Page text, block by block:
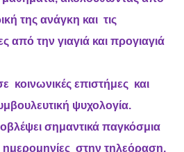
της ανάγκη και τις
από την γιαγιά και προγιαγιά
επιστήμες και
ψυχολογία.
σημαντικά παγκόσμια
ημερομηνίες στην τηλεόραση,